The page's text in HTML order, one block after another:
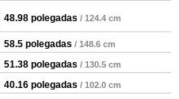
48.98 polegadas / 124.4 cm
58.5 polegadas / 148.6 cm
51.38 polegadas / 130.5 cm
40.16 polegadas / 102.0 cm